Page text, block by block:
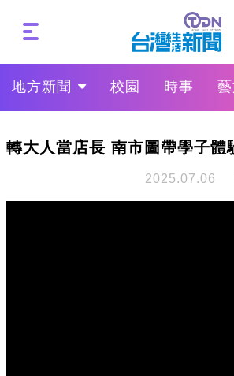
地方新聞 校園 時事
轉大人當店長 南市圖帶學子體
2025.07.06